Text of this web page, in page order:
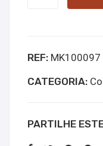
online
kopen
REF: MK100097
CATEGORIA:
PARTILHE